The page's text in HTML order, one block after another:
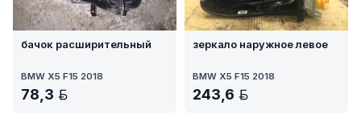
бачок расширительный
BMW X5 F15 2018
78,3
зеркало наружное левое
BMW X5 F15 2018
243,6